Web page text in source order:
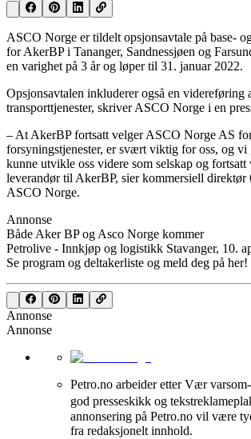
ASCO Norge er tildelt opsjonsavtale på base-
for AkerBP i Tananger, Sandnessjøen og
en varighet på 3 år og løper til 31. januar 2022.
Opsjonsavtalen inkluderer også en videreføring
transporttjenester, skriver ASCO Norge i en
– At AkerBP fortsatt velger ASCO Norge AS
forsyningstjenester, er svært viktig for oss, og vi
kunne utvikle oss videre som selskap og
leverandør til AkerBP, sier kommersiell
ASCO Norge.
Annonse
Både Aker BP og Asco Norge kommer
Petrolive - Innkjøp og logistikk Stavanger, 10.
Se program og deltakerliste og meld deg på her!
Annonse
Annonse
Petro.no arbeider etter Vær
god presseskikk og
annonsering på Petro.no vil være
fra redaksjonelt innhold.